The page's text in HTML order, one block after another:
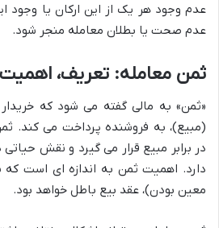
عدم وجود هر یک از این ارکان یا وجود
عدم صحت یا بطلان معامله منجر شود.
ثمن معامله: تعریف، اهمیت
«ثمن» به مالی گفته می شود که
(مبیع)، به فروشنده پرداخت می
در برابر مبیع قرار می گیرد و نقش
دارد. اهمیت ثمن به اندازه ای است
معین بودن)، عقد بیع باطل خواهد بود.